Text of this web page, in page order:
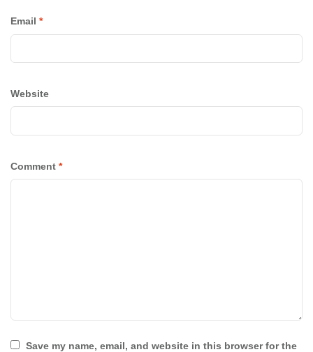
Comment *
Email *
Website
Save my name, email, and website in this browser for the